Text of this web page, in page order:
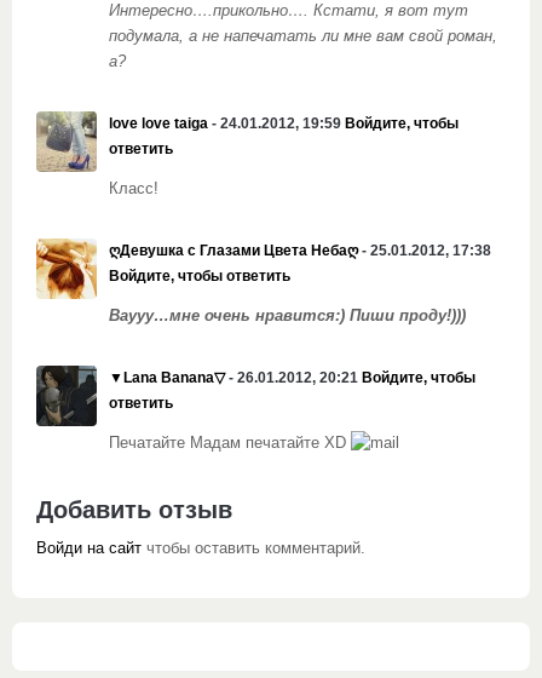
Интересно….прикольно…. Кстати, я вот тут
подумала, а не напечатать ли мне вам свой роман,
а?
love love taiga - 24.01.2012, 19:59 Войдите, чтобы
ответить
Класс!
ღДевушка с Глазами Цвета Небаღ- 25.01.2012, 17:38
Войдите, чтобы ответить
Ваууу…мне очень нравится:) Пиши проду!)))
▼Lana Banana▽- 26.01.2012, 20:21 Войдите, чтобы
ответить
Печатайте Мадам печатайте XD
Добавить отзыв
Войди на сайт чтобы оставить комментарий.